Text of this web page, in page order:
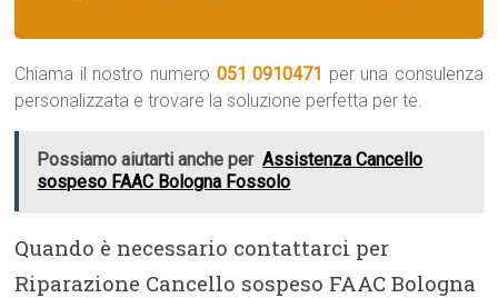
Chiama il nostro numero 051 0910471 per una consulenza
personalizzata e trovare la soluzione perfetta per te.
Possiamo aiutarti anche per Assistenza Cancello
sospeso FAAC Bologna Fossolo
Quando è necessario contattarci per
Riparazione Cancello sospeso FAAC Bologna